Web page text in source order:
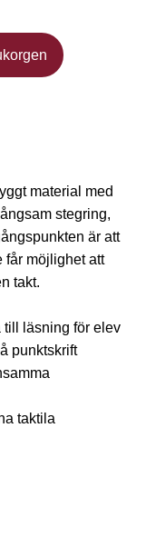
material med
stegring,
är att
får möjlighet att
takt.
till läsning för elev
punktskrift
taktila